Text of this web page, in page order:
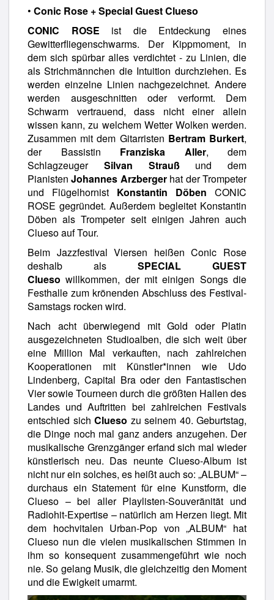
• Conic Rose + Special Guest Clueso
CONIC ROSE
ist die Entdeckung eines
Gewitterfliegenschwarms. ­Der Kippmoment, in
dem sich spürbar alles verdichtet - zu Linien, die
als Strichmännchen die Intuition durchziehen. Es
werden einzelne Linien nachgezeichnet. Andere
werden ausgeschnitten oder verformt. Dem
Schwarm vertrauend, dass nicht einer allein
wissen kann, zu welchem Wetter Wolken werden.
Zusammen mit dem Gitarristen Bertram Burkert,
der Bassistin
Franziska Aller, dem
Schlagzeuger
Silvan Strauß
und dem
Pianisten Johannes Arzberger hat der Trompeter
und Flügelhornist
Konstantin Döben
CONIC
ROSE gegründet. Außerdem begleitet Konstantin
Döben als Trompeter seit einigen Jahren auch
Clueso auf Tour.
Beim Jazzfestival Viersen heißen Conic Rose
deshalb als
SPECIAL GUEST
Clueso willkommen, der mit einigen Songs die
Festhalle zum krönenden Abschluss des Festival-
Samstags rocken wird.
Nach acht überwiegend mit Gold oder Platin
ausgezeichneten Studioalben, die sich weit über
eine Million Mal verkauften, nach zahlreichen
Kooperationen mit Künstler*innen wie Udo
Lindenberg, Capital Bra oder den Fantastischen
Vier sowie Tourneen durch die größten Hallen des
Landes und Auftritten bei zahlreichen Festivals
entschied sich Clueso zu seinem 40. Geburtstag,
die Dinge noch mal ganz anders anzugehen. Der
musikalische Grenzgänger erfand sich mal wieder
künstlerisch neu. Das neunte Clueso-Album ist
nicht nur ein solches, es heißt auch so: „ALBUM“ –
durchaus ein Statement für eine Kunstform, die
Clueso – bei aller Playlisten-Souveränität und
Radiohit-Expertise – natürlich am Herzen liegt. Mit
dem hochvitalen Urban-Pop von „ALBUM“ hat
Clueso nun die vielen musikalischen Stimmen in
ihm so konsequent zusammengeführt wie noch
nie. So gelang Musik, die gleichzeitig den Moment
und die Ewigkeit umarmt.